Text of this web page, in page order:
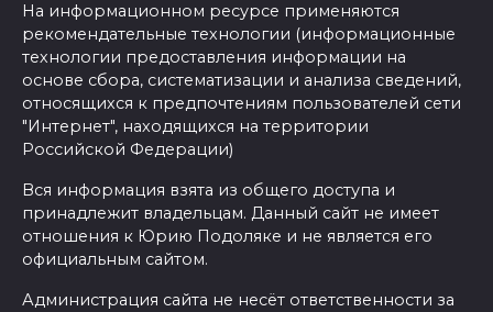
На информационном ресурсе применяются
рекомендательные технологии (информационные
технологии предоставления информации на
основе сбора, систематизации и анализа сведений,
относящихся к предпочтениям пользователей сети
"Интернет", находящихся на территории
Российской Федерации)
Вся информация взята из общего доступа и
принадлежит владельцам. Данный сайт не имеет
отношения к Юрию Подоляке и не является его
официальным сайтом.
Администрация сайта не несёт ответственности за